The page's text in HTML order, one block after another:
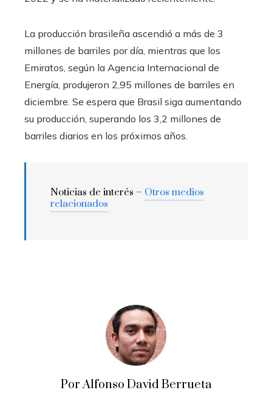
La producción brasileña ascendió a más de 3
millones de barriles por día, mientras que los
Emiratos, según la Agencia Internacional de
Energía, produjeron 2,95 millones de barriles en
diciembre. Se espera que Brasil siga aumentando
su producción, superando los 3,2 millones de
barriles diarios en los próximos años.
Noticias de interés – Otros medios
relacionados
Por Alfonso David Berrueta